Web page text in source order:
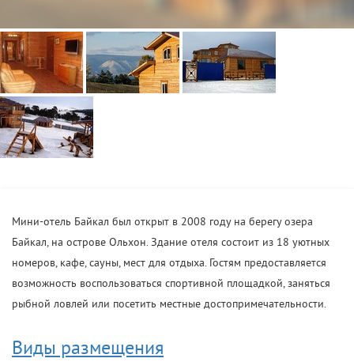
Мини-отель Байкал был открыт в 2008 году на берегу озера
Байкал, на острове Ольхон. Здание отеля состоит из 18 уютных
номеров, кафе, сауны, мест для отдыха. Гостям предоставляется
возможность воспользоваться спортивной площадкой, заняться
рыбной ловлей или посетить местные достопримечательности.
Виды размещения